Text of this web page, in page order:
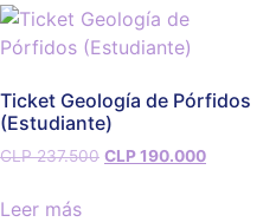
Ticket Geología de Pórfidos
(Estudiante)
CLP237.500 CLP190.000
Leer más